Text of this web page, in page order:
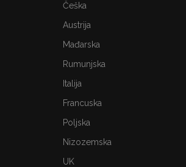
Češka
Austrija
Mađarska
Rumunjska
Italija
Francuska
Poljska
Nizozemska
UK